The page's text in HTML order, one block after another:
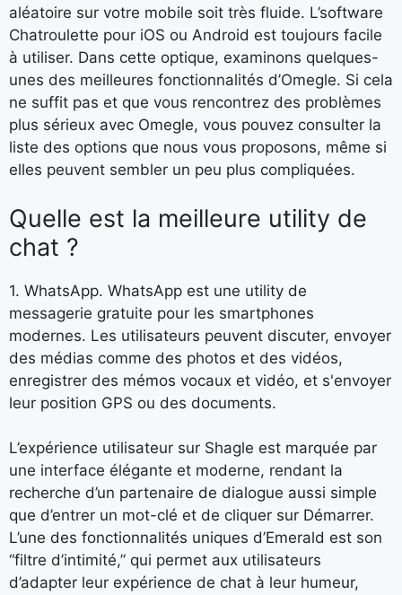
aléatoire sur votre mobile soit très fluide. L’software
Chatroulette pour iOS ou Android est toujours facile
à utiliser. Dans cette optique, examinons quelques-
unes des meilleures fonctionnalités d’Omegle. Si cela
ne suffit pas et que vous rencontrez des problèmes
plus sérieux avec Omegle, vous pouvez consulter la
liste des options que nous vous proposons, même si
elles peuvent sembler un peu plus compliquées.
Quelle est la meilleure utility de
chat ?
1. WhatsApp. WhatsApp est une utility de
messagerie gratuite pour les smartphones
modernes. Les utilisateurs peuvent discuter, envoyer
des médias comme des photos et des vidéos,
enregistrer des mémos vocaux et vidéo, et s'envoyer
leur position GPS ou des documents.
L’expérience utilisateur sur Shagle est marquée par
une interface élégante et moderne, rendant la
recherche d’un partenaire de dialogue aussi simple
que d’entrer un mot-clé et de cliquer sur Démarrer.
L’une des fonctionnalités uniques d’Emerald est son
“filtre d’intimité,” qui permet aux utilisateurs
d’adapter leur expérience de chat à leur humeur,